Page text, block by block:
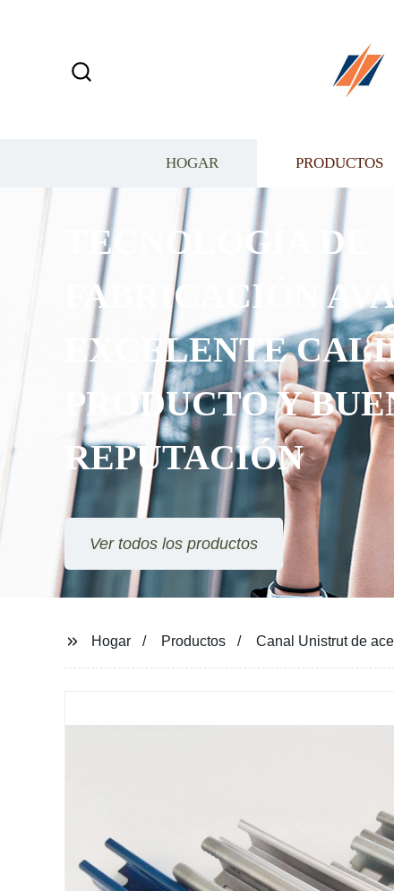
HOGAR PRODUCTOS
PUEDE
DIFERENTES
ESTILOS
Ver todos los productos
Hogar Productos Canal Unistrut de